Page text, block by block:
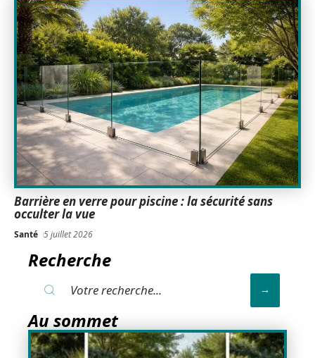
Barrière en verre pour piscine : la sécurité sans
occulter la vue
Santé 5 juillet 2026
Recherche
Au sommet